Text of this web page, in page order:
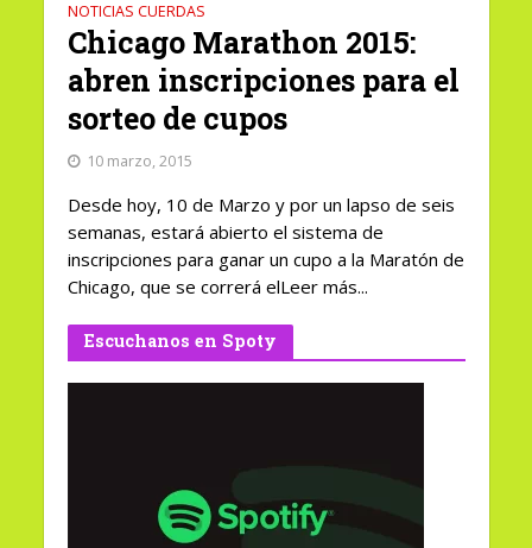
NOTICIAS CUERDAS
Chicago Marathon 2015:
abren inscripciones para el
sorteo de cupos
10 marzo, 2015
Desde hoy, 10 de Marzo y por un lapso de seis
semanas, estará abierto el sistema de
inscripciones para ganar un cupo a la Maratón de
Chicago, que se correrá elLeer más...
Escuchanos en Spoty